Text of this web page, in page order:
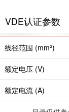
VDE认证参数
线径范围 (mm²)
额定电压 (V)
额定电流 (A)